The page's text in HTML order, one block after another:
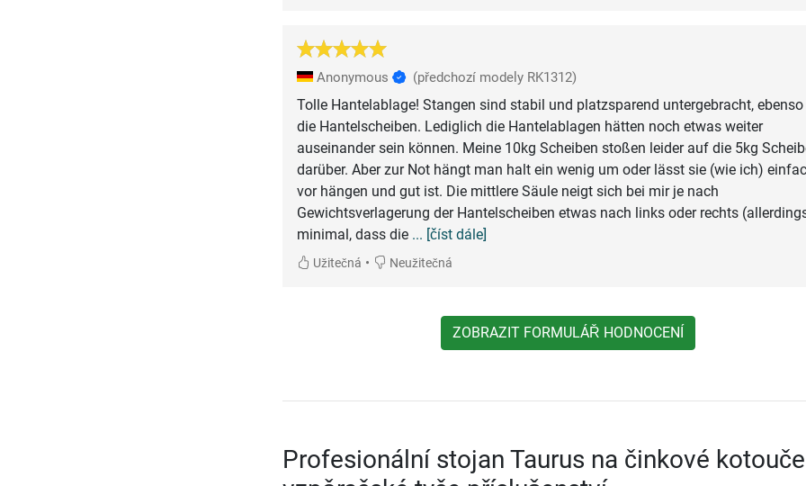
Anonymous (předchozí modely RK1312)
Tolle Hantelablage! Stangen sind stabil und platzsparend untergebracht,
die Hantelscheiben. Lediglich die Hantelablagen hätten noch etwas weiter
auseinander sein können. Meine 10kg Scheiben stoßen leider auf die 5kg
darüber. Aber zur Not hängt man halt ein wenig um oder lässt sie (wie ich)
vor hängen und gut ist. Die mittlere Säule neigt sich bei mir je nach
Gewichtsverlagerung der Hantelscheiben etwas nach links oder rechts
minimal, dass die ... [číst dále]
Užitečná • Neužitečná
ZOBRAZIT FORMULÁŘ HODNOCENÍ
Profesionální stojan Taurus na činkové